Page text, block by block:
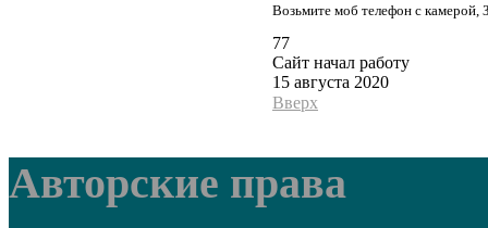
Возьмите моб телефон с камерой,
77
Сайт начал работу
15 августа 2020
Вверх
Авторские права